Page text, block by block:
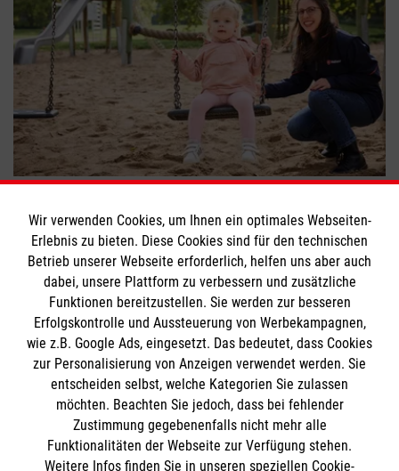
Ehrenamt #Engagement #Jugendhilfe
Tod & Trauern
Bewerte diesen Artikel
Wir verwenden Cookies, um Ihnen ein optimales Webseiten-
Erlebnis zu bieten. Diese Cookies sind für den technischen
Betrieb unserer Webseite erforderlich, helfen uns aber auch
dabei, unsere Plattform zu verbessern und zusätzliche
Funktionen bereitzustellen. Sie werden zur besseren
Erfolgskontrolle und Aussteuerung von Werbekampagnen,
wie z.B. Google Ads, eingesetzt. Das bedeutet, dass Cookies
zur Personalisierung von Anzeigen verwendet werden. Sie
entscheiden selbst, welche Kategorien Sie zulassen
möchten. Beachten Sie jedoch, dass bei fehlender
Zustimmung gegebenenfalls nicht mehr alle
Funktionalitäten der Webseite zur Verfügung stehen.
Weitere Infos finden Sie in unseren speziellen Cookie-